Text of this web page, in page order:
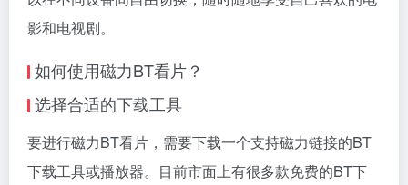
影和电视剧。
如何使用磁力BT看片？
选择合适的下载工具
要进行磁力BT看片，需要下载一个支持磁力链接的BT
下载工具或播放器。目前市面上有很多款免费的BT下